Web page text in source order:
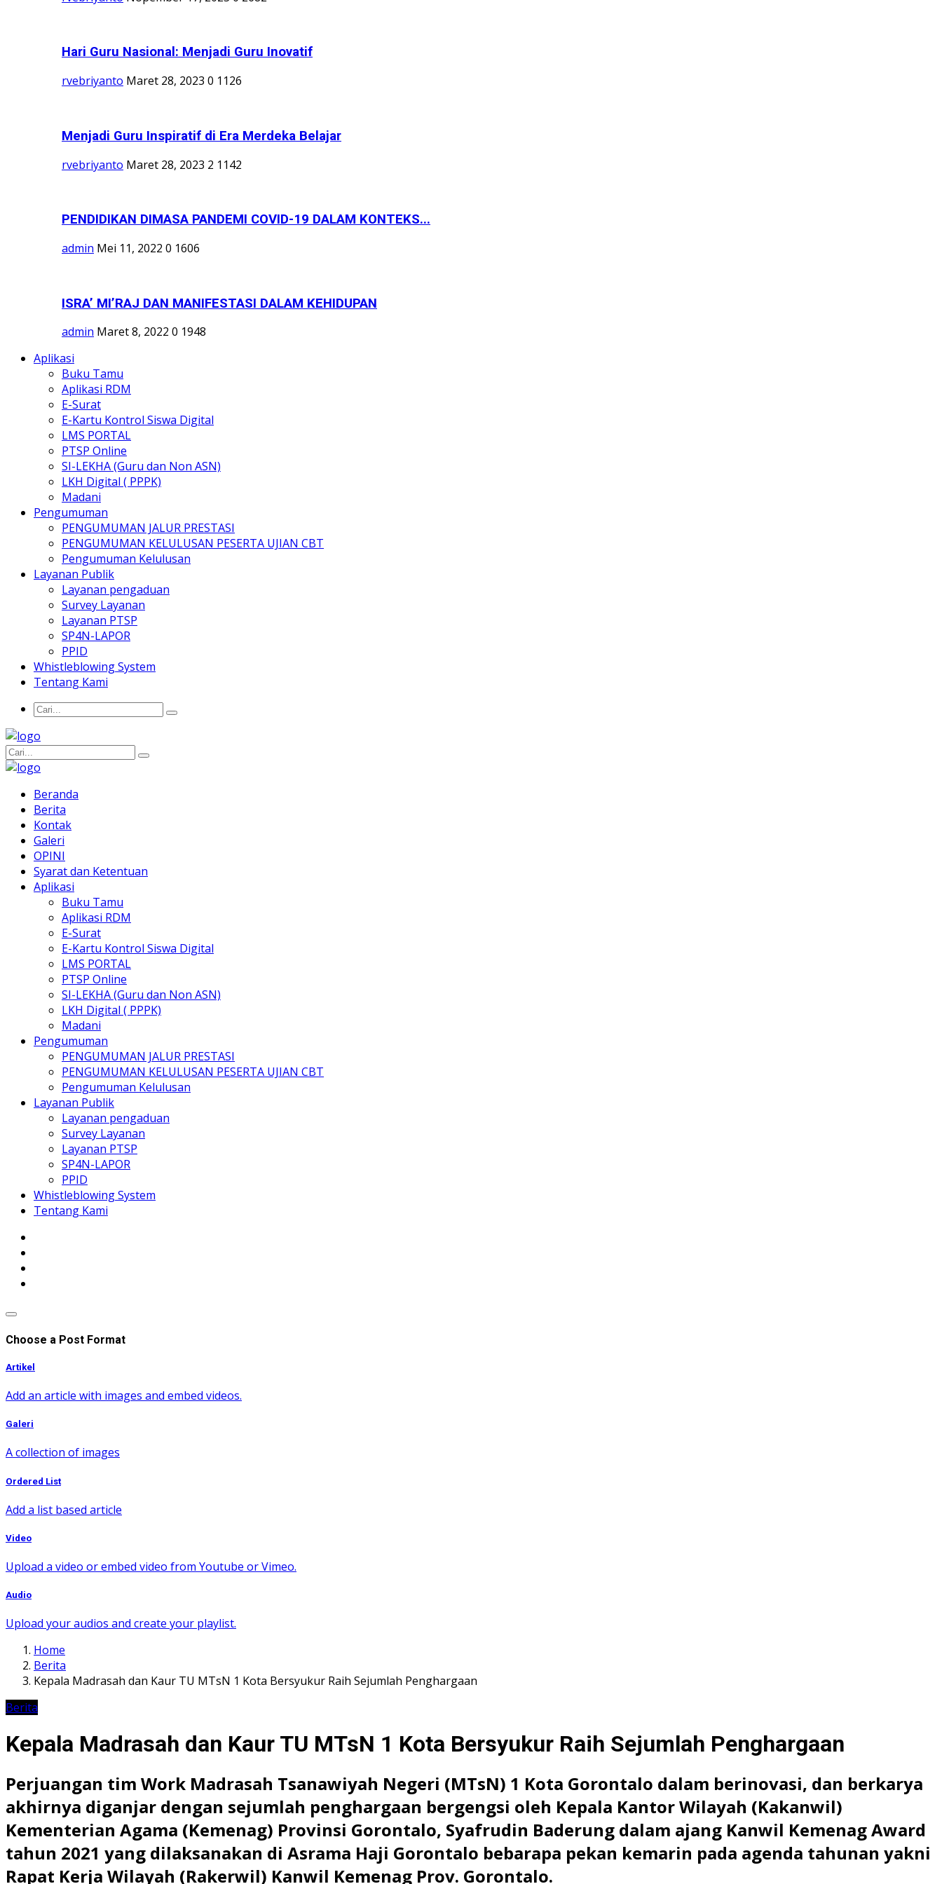
Hari Guru Nasional: Menjadi Guru Inovatif
rvebriyanto Maret 28, 2023 0 1126
Menjadi Guru Inspiratif di Era Merdeka Belajar
rvebriyanto Maret 28, 2023 2 1142
PENDIDIKAN DIMASA PANDEMI COVID-19 DALAM KONTEKS...
admin Mei 11, 2022 0 1606
ISRA’ MI’RAJ DAN MANIFESTASI DALAM KEHIDUPAN
admin Maret 8, 2022 0 1948
Aplikasi
Buku Tamu
Aplikasi RDM
E-Surat
E-Kartu Kontrol Siswa Digital
LMS PORTAL
PTSP Online
SI-LEKHA (Guru dan Non ASN)
LKH Digital ( PPPK)
Madani
Pengumuman
PENGUMUMAN JALUR PRESTASI
PENGUMUMAN KELULUSAN PESERTA UJIAN CBT
Pengumuman Kelulusan
Layanan Publik
Layanan pengaduan
Survey Layanan
Layanan PTSP
SP4N-LAPOR
PPID
Whistleblowing System
Tentang Kami
Beranda
Berita
Kontak
Galeri
OPINI
Syarat dan Ketentuan
Aplikasi
Buku Tamu
Aplikasi RDM
E-Surat
E-Kartu Kontrol Siswa Digital
LMS PORTAL
PTSP Online
SI-LEKHA (Guru dan Non ASN)
LKH Digital ( PPPK)
Madani
Pengumuman
PENGUMUMAN JALUR PRESTASI
PENGUMUMAN KELULUSAN PESERTA UJIAN CBT
Pengumuman Kelulusan
Layanan Publik
Layanan pengaduan
Survey Layanan
Layanan PTSP
SP4N-LAPOR
PPID
Whistleblowing System
Tentang Kami
Choose a Post Format
Artikel
Add an article with images and embed videos.
Galeri
A collection of images
Ordered List
Add a list based article
Video
Upload a video or embed video from Youtube or Vimeo.
Audio
Upload your audios and create your playlist.
Home
Berita
Kepala Madrasah dan Kaur TU MTsN 1 Kota Bersyukur Raih Sejumlah Penghargaan
Berita
Kepala Madrasah dan Kaur TU MTsN 1 Kota Bersyukur Raih Sejumlah Penghargaan
Perjuangan tim Work Madrasah Tsanawiyah Negeri (MTsN) 1 Kota Gorontalo dalam berinovasi, dan berkarya
akhirnya diganjar dengan sejumlah penghargaan bergengsi oleh Kepala Kantor Wilayah (Kakanwil)
Kementerian Agama (Kemenag) Provinsi Gorontalo, Syafrudin Baderung dalam ajang Kanwil Kemenag Award
tahun 2021 yang dilaksanakan di Asrama Haji Gorontalo bebarapa pekan kemarin pada agenda tahunan yakni
Rapat Kerja Wilayah (Rakerwil) Kanwil Kemenag Prov. Gorontalo.